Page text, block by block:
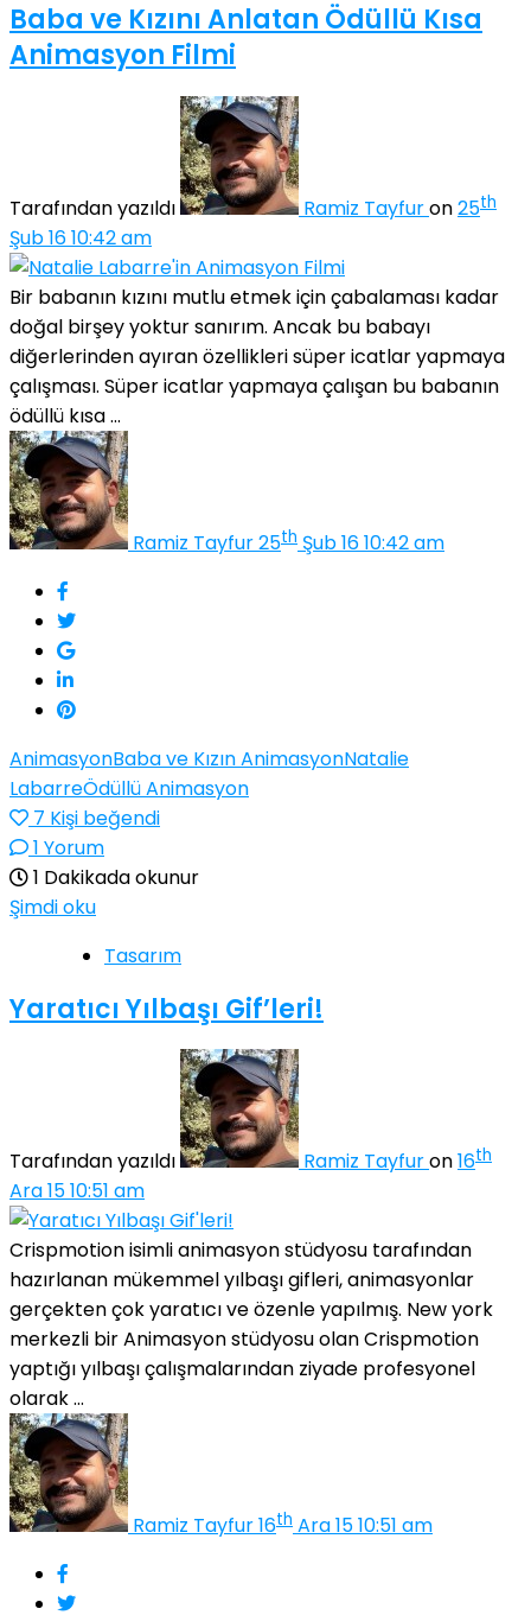
Baba ve Kızını Anlatan Ödüllü Kısa
Animasyon Filmi
Tarafından yazıldı Ramiz Tayfuron25th
Şub 16 10:42 am
Bir babanın kızını mutlu etmek için çabalaması kadar
doğal birşey yoktur sanırım. Ancak bu babayı
diğerlerinden ayıran özellikleri süper icatlar yapmaya
çalışması. Süper icatlar yapmaya çalışan bu babanın
ödüllü kısa ...
Ramiz Tayfur25th Şub 16 10:42 am
AnimasyonBaba ve Kızın AnimasyonNatalie
LabarreÖdüllü Animasyon
7 Kişi beğendi
1 Yorum
1 Dakikada okunur
Şimdi oku
Tasarım
Yaratıcı Yılbaşı Gif’leri!
Tarafından yazıldı Ramiz Tayfuron16th
Ara 15 10:51 am
Crispmotion isimli animasyon stüdyosu tarafından
hazırlanan mükemmel yılbaşı gifleri, animasyonlar
gerçekten çok yaratıcı ve özenle yapılmış. New york
merkezli bir Animasyon stüdyosu olan Crispmotion
yaptığı yılbaşı çalışmalarından ziyade profesyonel
olarak ...
Ramiz Tayfur16th Ara 15 10:51 am